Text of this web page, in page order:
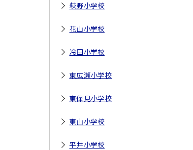
萩野小学校
花山小学校
冷田小学校
東広瀬小学校
東保見小学校
東山小学校
平井小学校